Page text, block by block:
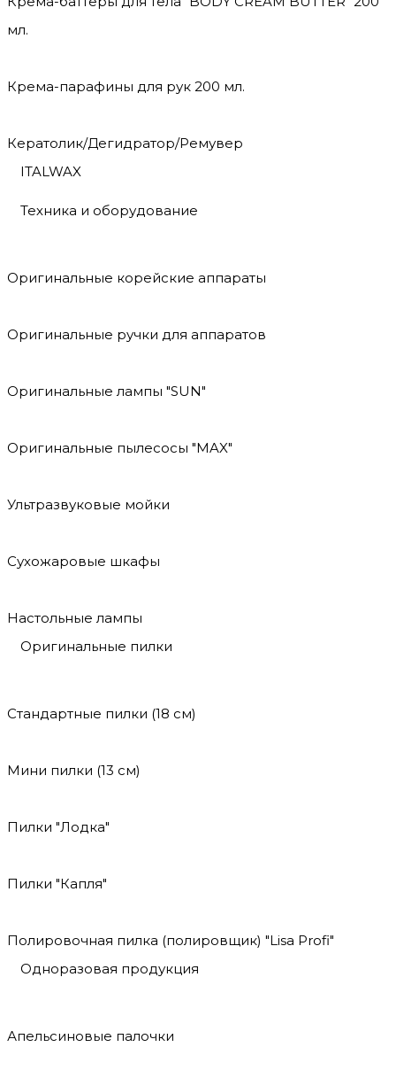
мл.
Крема-парафины для рук 200 мл.
Кератолик/Дегидратор/Ремувер
ITALWAX
Техника и оборудование
Оригинальные корейские аппараты
Оригинальные ручки для аппаратов
Оригинальные лампы "SUN"
Оригинальные пылесосы "MAX"
Ультразвуковые мойки
Сухожаровые шкафы
Настольные лампы
Оригинальные пилки
Стандартные пилки (18 см)
Мини пилки (13 см)
Пилки "Лодка"
Пилки "Капля"
Полировочная пилка (полировщик) "Lisa Profi"
Одноразовая продукция
Апельсиновые палочки